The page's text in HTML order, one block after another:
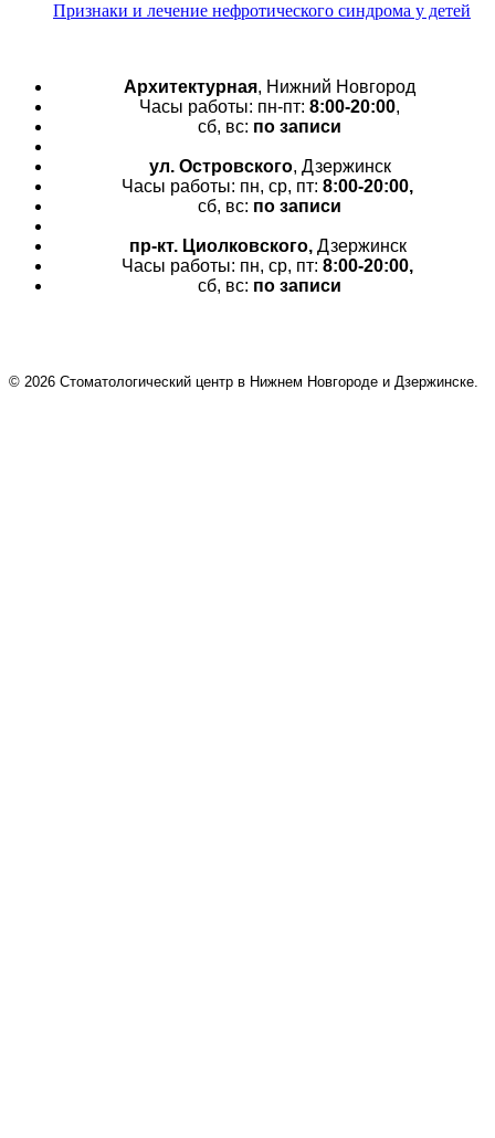
Признаки и лечение нефротического синдрома у детей
Архитектурная, Нижний Новгород
Часы работы: пн-пт: 8:00-20:00,
сб, вс: по записи
ул. Островского, Дзержинск
Часы работы: пн, ср, пт: 8:00-20:00,
сб, вс: по записи
пр-кт. Циолковского, Дзержинск
Часы работы: пн, ср, пт: 8:00-20:00,
сб, вс: по записи
© 2026 Cтоматологический центр в Нижнем Новгороде и Дзержинске.